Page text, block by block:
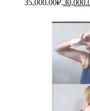
35,000.00₽.